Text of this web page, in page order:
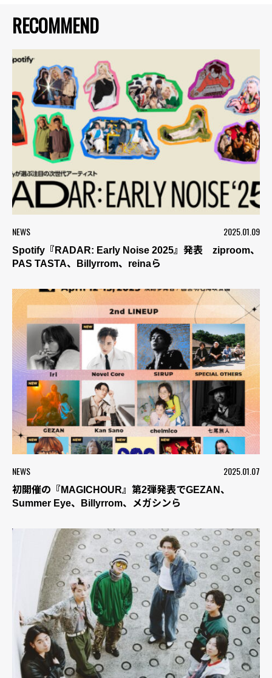
RECOMMEND
NEWS 2025.01.09
Spotify『RADAR: Early Noise 2025』発表 ziproom、
PAS TASTA、Billyrrom、reinaら
NEWS 2025.01.07
初開催の『MAGICHOUR』第2弾発表でGEZAN、
Summer Eye、Billyrrom、メガシンら